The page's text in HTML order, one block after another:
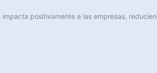
positivamente a las empresas,